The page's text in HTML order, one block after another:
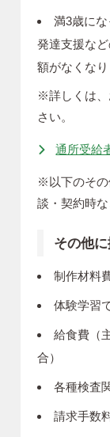
満3歳に
発達支援な
額がなくなり
※詳しくは、
さい。
通所受給
※以下のその
談・契約時
その他
制作材料
体験学習
給食費（
合）
各種検査
請求手数